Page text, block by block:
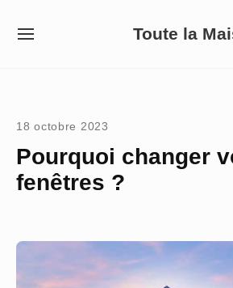
Toute la
SITE
18 octobre 2023
Pourquoi changer
fenêtres ?